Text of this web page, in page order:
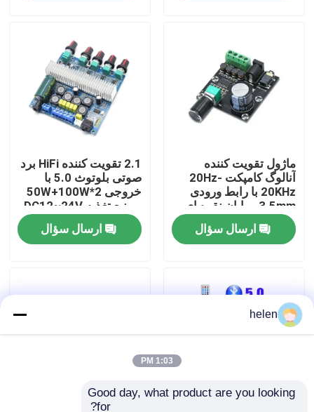
درباره ما
کنترل کیفیت
با ما تماس بگیرید
موارد
ماژول تقویت کننده
آنالوگ کامپکت 20Hz-
20KHz با رابط ورودی
3.5mm و پایان نقره ای
ارسال سؤال
2.1 تقویت کننده HiFi برد
صوتی بلوتوث 5.0 با
خروجی 2*50W+100W
و منبع تغذیه DC12~24V
ارسال سؤال
helen
1:03 PM
Good day, what product are you looking
for?